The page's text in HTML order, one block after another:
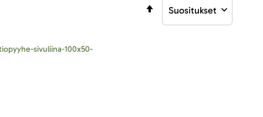
Aseta
laskevaan